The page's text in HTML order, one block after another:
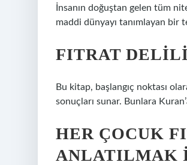
İnsanın doğuştan gelen tüm
maddi dünyayı tanımlayan bir
FITRAT
Bu kitap, başlangıç ​​noktası
sonuçları sunar. Bunlara
HER ÇOCUK
ANLATILMAK